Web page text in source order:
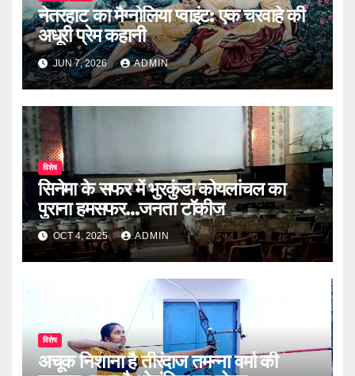
नेतरहाट का मैग्नोलिया प्वाइंट: एक चरवाहे की
अधूरी प्रेम कहानी
JUN 7, 2026 ADMIN
विशेष
सिनेमा के सफर में भुरकुंडा कोयलांचल का
पुराना हमसफर...जनता टॉकीज
OCT 4, 2025 ADMIN
विशेष
अचूक निशाना है तीरंदाज तमन्ना वर्मा की